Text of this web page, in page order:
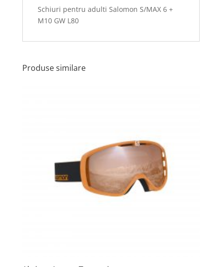
Schiuri pentru adulti Salomon S/MAX 6 +
M10 GW L80
Produse similare